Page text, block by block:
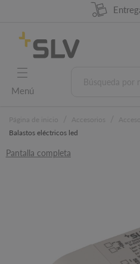
98 % de 5 años
German
Menú
Balastos eléctricos led
Pantalla completa